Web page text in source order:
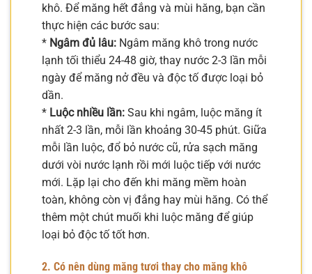
khô. Để măng hết đắng và mùi hăng, bạn cần
thực hiện các bước sau:
* Ngâm đủ lâu: Ngâm măng khô trong nước
lạnh tối thiểu 24-48 giờ, thay nước 2-3 lần mỗi
ngày để măng nở đều và độc tố được loại bỏ
dần.
* Luộc nhiều lần: Sau khi ngâm, luộc măng ít
nhất 2-3 lần, mỗi lần khoảng 30-45 phút. Giữa
mỗi lần luộc, đổ bỏ nước cũ, rửa sạch măng
dưới vòi nước lạnh rồi mới luộc tiếp với nước
mới. Lặp lại cho đến khi măng mềm hoàn
toàn, không còn vị đắng hay mùi hăng. Có thể
thêm một chút muối khi luộc măng để giúp
loại bỏ độc tố tốt hơn.
2. Có nên dùng măng tươi thay cho măng khô